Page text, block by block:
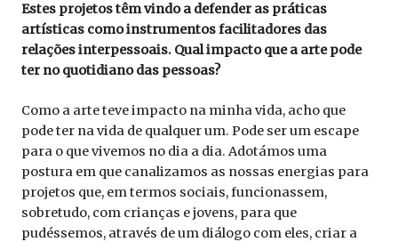
Estes projetos têm vindo a defender as práticas
artísticas como instrumentos facilitadores das
relações interpessoais. Qual impacto que a arte pode
ter no quotidiano das pessoas?
Como a arte teve impacto na minha vida, acho que
pode ter na vida de qualquer um. Pode ser um escape
para o que vivemos no dia a dia. Adotámos uma
postura em que canalizamos as nossas energias para
projetos que, em termos sociais, funcionassem,
sobretudo, com crianças e jovens, para que
pudéssemos, através de um diálogo com eles, criar a